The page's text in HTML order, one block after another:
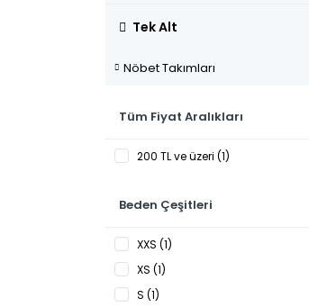
Tek Alt
Nöbet Takımları
Tüm Fiyat Aralıkları
200 TL ve üzeri (1)
Beden Çeşitleri
XXS (1)
XS (1)
S (1)